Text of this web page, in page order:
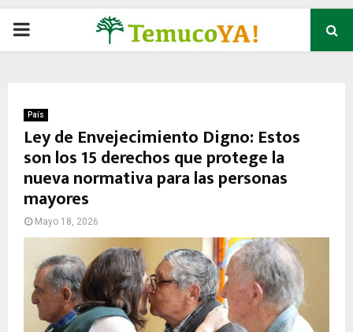
P
M
A
R
País
Ley de Envejecimiento Digno: Estos
son los 15 derechos que protege la
nueva normativa para las personas
mayores
Mayo 18, 2026